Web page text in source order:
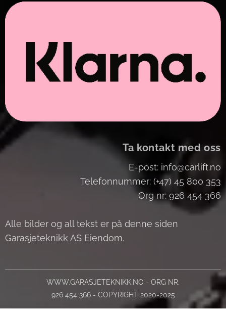
Ta kontakt med oss
E-post: info@carlift.no
Telefonnummer: (+47) 45 800 353
Org nr: 926 454 366
Alle bilder og all tekst er på denne siden
Garasjeteknikk AS Eiendom.
WWW.GARASJETEKNIKK.NO - ORG NR.
926 454 366 - COPYRIGHT 2020-2025